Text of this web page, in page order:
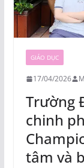
GIÁO DỤC
17/04/2026
Trường
chinh
tâm và